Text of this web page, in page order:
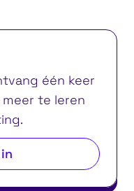
één keer
te leren